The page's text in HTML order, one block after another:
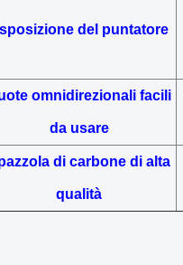
del puntatore
omnidirezionali facili
da usare
di carbone di alta
qualità